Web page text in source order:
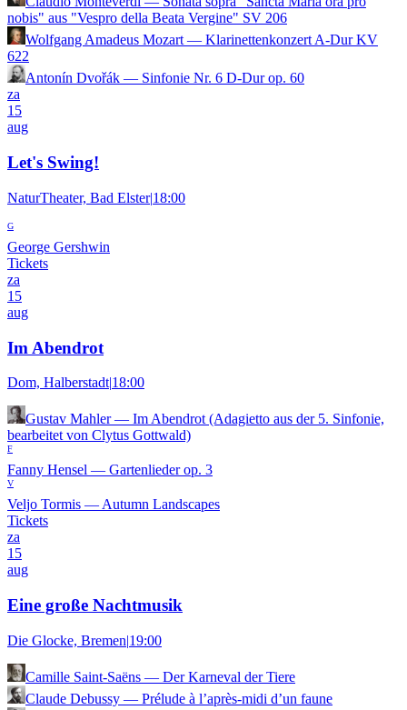
nobis" aus "Vespro della Beata Vergine" SV 206
Wolfgang Amadeus Mozart — Klarinettenkonzert A-Dur KV
622
Antonín Dvořák — Sinfonie Nr. 6 D-Dur op. 60
za
15
aug
Let's Swing!
NaturTheater, Bad Elster|18:00
G
George Gershwin
Tickets
za
15
aug
Im Abendrot
Dom, Halberstadt|18:00
Gustav Mahler— Im Abendrot (Adagietto aus der 5. Sinfonie,
bearbeitet von Clytus Gottwald)
F
Fanny Hensel — Gartenlieder op. 3
V
Veljo Tormis — Autumn Landscapes
Tickets
za
15
aug
Eine große Nachtmusik
Die Glocke, Bremen|19:00
Camille Saint-Saëns — Der Karneval der Tiere
Claude Debussy — Prélude à l’après-midi d’un faune